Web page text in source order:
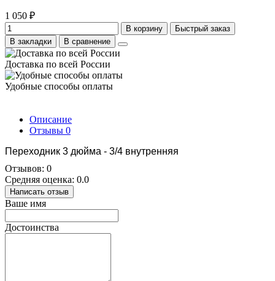
1 050 ₽
В корзину
Быстрый заказ
В закладки
В сравнение
Доставка по всей России
Удобные способы оплаты
Описание
Отзывы 0
Переходник 3 дюйма - 3/4 внутренняя
Отзывов: 0
Средняя оценка: 0.0
Написать отзыв
Ваше имя
Достоинства